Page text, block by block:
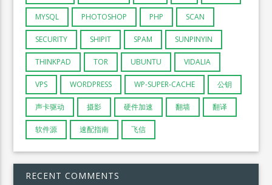
MYSQL PHOTOSHOP PHP SCAN
SECURITY SHIPIT SPAM SUNPINYIN
THINKPAD TOR UBUNTU VIDALIA
VPS WORDPRESS WP-SUPER-CACHE 公钥
声卡驱动 摄影 硬件加速 翻墙 翻译
软件源 速配指南 飞信
RECENT COMMENTS